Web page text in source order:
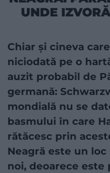
UNDE
Chiar și cineva
niciodată pe o
auzit probabil de
germană:
mondială nu se
basmului în care
rătăcesc prin
Neagră este un
noi, deoarece